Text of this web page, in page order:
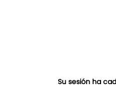
Su sesión ha